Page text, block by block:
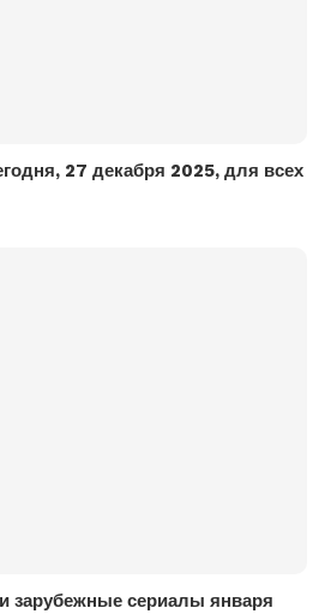
27 декабря 2025, для всех
зарубежные сериалы января